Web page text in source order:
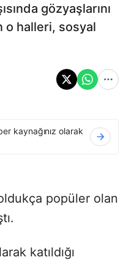
gözyaşlarını
o halleri, sosyal
kaynağınız olarak
popüler olan
katıldığı